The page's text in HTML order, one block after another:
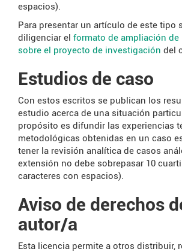
espacios).
Para presentar un artículo de este tipo
diligenciar el formato de ampliación
sobre el proyecto de investigación del
Estudios de caso
Con estos escritos se publican los
estudio acerca de una situación
propósito es difundir las experiencias
metodológicas obtenidas en un caso
tener la revisión analítica de casos
extensión no debe sobrepasar 10
caracteres con espacios).
Aviso de derechos
autor/a
Esta licencia permite a otros distribuir,